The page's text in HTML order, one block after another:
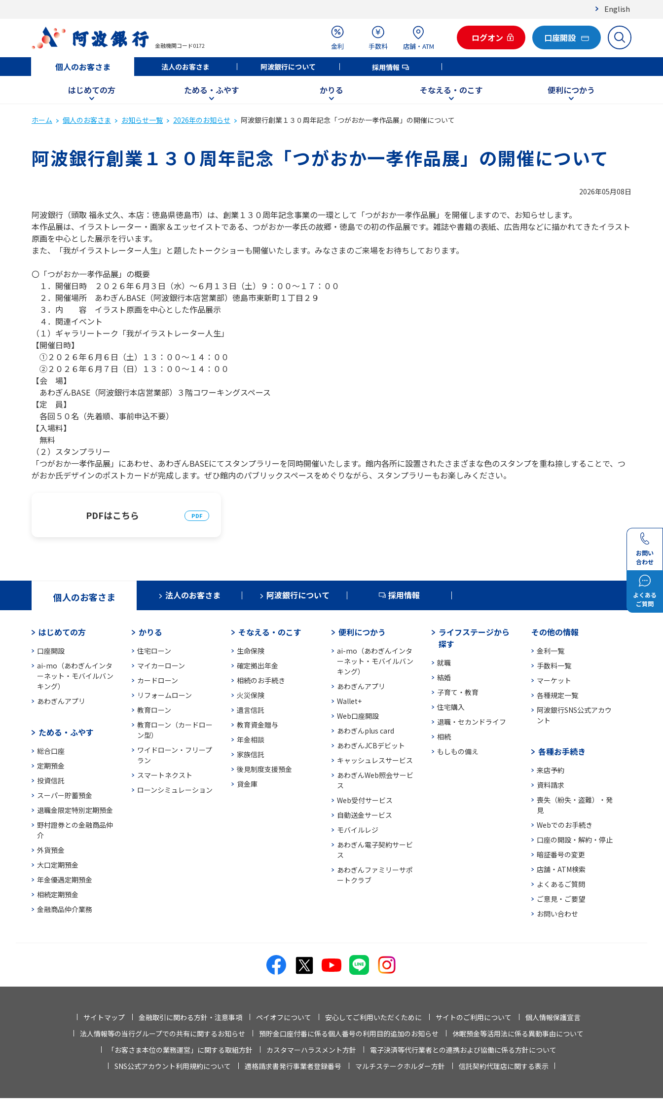
English
金融機関コード0172 金利 手数料 店舗・ATM
ログオン 口座開設
個人のお客さま 法人のお客さま 阿波銀行について 採用情報
はじめての方 ためる・ふやす かりる そなえる・のこす 便利につかう
お問い
合わせ
よくある
ご質問
ホーム 個人のお客さま お知らせ一覧 2026年のお知らせ 阿波銀行創業１３０周年記念「つがおか一孝作品展」の開催について
阿波銀行創業１３０周年記念「つがおか一孝作品展」の開催について
2026年05月08日
阿波銀行（頭取 福永丈久、本店：徳島県徳島市）は、創業１３０周年記念事業の一環として「つがおか一孝作品展」を開催しますので、お知らせします。
本作品展は、イラストレーター・画家＆エッセイストである、つがおか一孝氏の故郷・徳島での初の作品展です。雑誌や書籍の表紙、広告用などに描かれてきたイラスト
原画を中心とした展示を行います。
また、「我がイラストレーター人生」と題したトークショーも開催いたします。みなさまのご来場をお待ちしております。
〇「つがおか一孝作品展」の概要
１．開催日時 ２０２６年６月３日（水）～６月１３日（土）９：００～１７：００
２．開催場所 あわぎんBASE（阿波銀行本店営業部）徳島市東新町１丁目２９
３．内 容 イラスト原画を中心とした作品展示
４．関連イベント
（１）ギャラリートーク「我がイラストレーター人生」
【開催日時】
①２０２６年６月６日（土）１３：００～１４：００
②２０２６年６月７日（日）１３：００～１４：００
【会 場】
あわぎんBASE（阿波銀行本店営業部）３階コワーキングスペース
【定 員】
各回５０名（先着順、事前申込不要）
【入場料】
無料
（２）スタンプラリー
「つがおか一孝作品展」にあわせ、あわぎんBASEにてスタンプラリーを同時開催いたします。館内各所に設置されたさまざまな色のスタンプを重ね捺しすることで、つ
がおか氏デザインのポストカードが完成します。ぜひ館内のパブリックスペースをめぐりながら、スタンプラリーもお楽しみください。
PDFはこちら
個人のお客さま 法人のお客さま 阿波銀行について 採用情報
はじめての方
口座開設
ai-mo（あわぎんインタ
ーネット・モバイルバン
キング）
あわぎんアプリ
ためる・ふやす
総合口座
定期預金
投資信託
スーパー貯蓄預金
退職金限定特別定期預金
野村證券との金融商品仲
介
外貨預金
大口定期預金
年金優遇定期預金
相続定期預金
金融商品仲介業務
かりる
住宅ローン
マイカーローン
カードローン
リフォームローン
教育ローン
教育ローン（カードロー
ン型）
ワイドローン・フリープ
ラン
スマートネクスト
ローンシミュレーション
そなえる・のこす
生命保険
確定拠出年金
相続のお手続き
火災保険
遺言信託
教育資金贈与
年金相談
家族信託
後見制度支援預金
貸金庫
便利につかう
ai-mo（あわぎんインタ
ーネット・モバイルバン
キング）
あわぎんアプリ
Wallet+
Web口座開設
あわぎんplus card
あわぎんJCBデビット
キャッシュレスサービス
あわぎんWeb照会サービ
ス
Web受付サービス
自動送金サービス
モバイルレジ
あわぎん電子契約サービ
ス
あわぎんファミリーサポ
ートクラブ
ライフステージから
探す
就職
結婚
子育て・教育
住宅購入
退職・セカンドライフ
相続
もしもの備え
その他の情報
金利一覧
手数料一覧
マーケット
各種規定一覧
阿波銀行SNS公式アカウ
ント
各種お手続き
来店予約
資料請求
喪失（紛失・盗難）・発
見
Webでのお手続き
口座の開設・解約・停止
暗証番号の変更
店舗・ATM検索
よくあるご質問
ご意見・ご要望
お問い合わせ
サイトマップ 金融取引に関わる方針・注意事項 ペイオフについて 安心してご利用いただくために サイトのご利用について
個人情報保護宣言
法人情報等の当行グループでの共有に関するお知らせ
預貯金口座付番に係る個人番号の利用目的追加のお知らせ
休眠預金等活用法に係る異動事由について
「お客さま本位の業務運営」に関する取組方針
カスタマーハラスメント方針
電子決済等代行業者との連携および協働に係る方針について
SNS公式アカウント利用規約について
適格請求書発行事業者登録番号 マルチステークホルダー方針 信託契約代理店に関する表示